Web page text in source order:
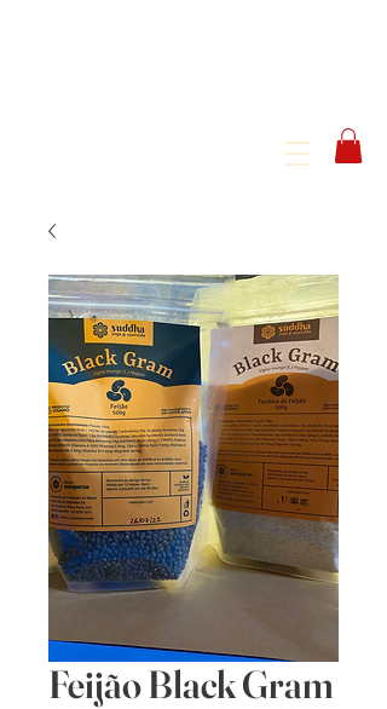
Feijão Black Gram